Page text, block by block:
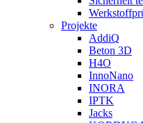
Projekte
AddiQ
Beton 3D
H4O
InnoNano
INORA
IPTK
Jacks